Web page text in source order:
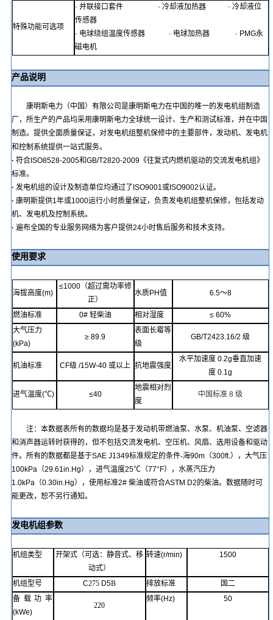
特殊功能可选项
· 并联接口套件 · 冷却液加热器 · 冷却液位
传感器
· 电球绕组温度传感器 · 电球加热器 · PMG永
磁电机
产品说明
康明斯电力（中国）有限公司是康明斯电力在中国的唯一的发电机组制造
厂，所生产的产品均采用康明斯电力全球统一设计、生产和测试标准，并在中国
制造。提供全面质量保证，对发电机组整机保修中的主要部件，发动机、发电机
和控制系统提供一站式服务。
· 符合 ISO8528-2005和GB/T2820-2009 《往复式内燃机驱动的交流发电机组》
标准。
· 发电机组的设计及制造单位均通过了 ISO9001或 ISO9002认证。
· 康明斯提供1年或1000运行小时质量保证，负责发电机组整机保修，包括发动
机、发电机及控制系统。
· 遍布全国的专业服务网络为客户提供24小时售后服务和技术支持。
使用要求
海拔高度(m)
≤1000（超过需功率修
正）
水质PH值 6.5～8
燃油标准 0# 轻柴油 相对湿度 ≤ 60%
大气压力
(kPa)
≥ 89.9
表面长霉等
级
GB/T2423.16/2 级
机油标准 CF级 /15W-40 或以上 抗地震强度
水平加速度 0.2g垂直加速
度 0.1g
进气温度(℃) ≤40
地震相对烈
度
中国标准 8 级
注：本数据表所有的数据均是基于发动机带燃油泵、水泵、机油泵、空滤器
和消声器运转时获得的，但不包括交流发电机、空压机、风扇、选用设备和驱动
件。所有的数据都是基于SAE J1349标准规定的条件-海90m （300ft.），大气压
100kPa （29.61in.Hg），进气温度25℃ （77°F），水蒸汽压力
1.0kPa （0.30in.Hg），使用标准2#柴油或符合ASTM D2的柴油。数据随时可
能更改，恕不另行通知。
发电机组参数
机组类型
开架式（可选：静音式、移
动式）
转速(r/min) 1500
机组型号 C275 D5B 排放标准 国二
备载功率
(kWe)
220
频率(Hz) 50